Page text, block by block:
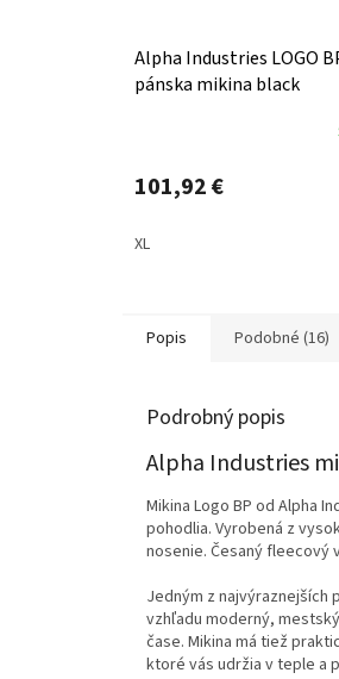
Alpha Industries LOGO
pánska mikina black
101,92 €
XL
Popis Podobné (16)
Podrobný popis
Alpha Industries
Mikina Logo BP od Alpha
pohodlia. Vyrobená z
nosenie. Česaný fleecový
Jedným z
vzhľadu moderný,
čase. Mikina má tiež
ktoré vás udržia v teple a